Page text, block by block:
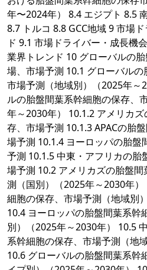
年〜2024年） 8.4 エジプト 8.5
8.7 トルコ 8.8 GCC地域 9 市場
ド 9.1 市場ドライバー・成長機
業界トレンド 10 グローバルの
場、市場予測 10.1 グローバルの
市場予測（地域別）（2025年～
ルの胎盤間葉系幹細胞の保存、
年～2030年） 10.1.2 アメリカ
存、市場予測 10.1.3 APACの胎
場予測 10.1.4 ヨーロッパの胎盤
予測 10.1.5 中東・アフリカの胎
場予測 10.2 アメリカズの胎盤
測（国別）（2025年～2030年）
細胞の保存、市場予測（地域別
10.4 ヨーロッパの胎盤間葉系幹
別）（2025年～2030年） 10.5
系幹細胞の保存、市場予測（地
10.6 グローバルの胎盤間葉系幹